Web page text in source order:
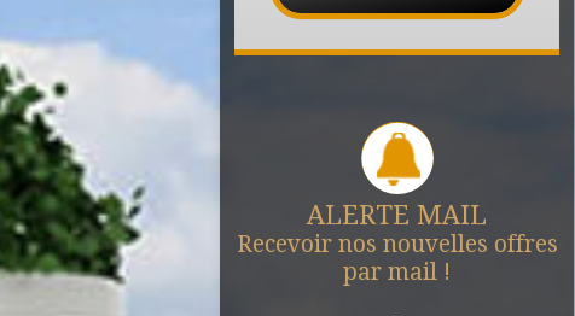
ALERTE MAIL
Recevoir nos nouvelles offres
par mail !